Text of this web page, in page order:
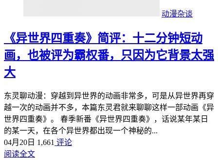
动漫杂谈
《异世界四重奏》简评：十二分钟短动
画，也被评为霸权番，只因为它背景太强
大
东灵聊动漫：穿越到异世界的动画非常多，可是从异世界再穿
越一次的动画并不多，本篇东灵君就来聊聊这样一部动画《异
世界四重奏》。 春季新番《异世界四重奏》，话说某年某日
的某一天，在各个异世界都出现一个神秘的...
04月20日 1,661 评论
阅读全文